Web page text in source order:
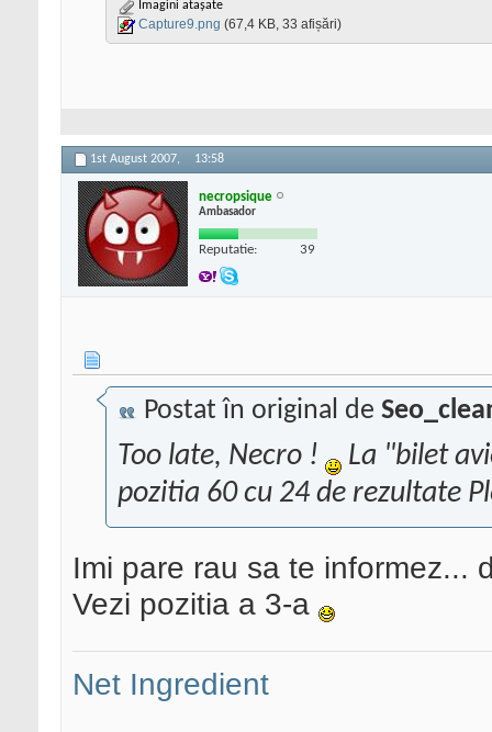
Imagini atașate
Capture9.png (67,4 KB, 33 afișări)
1st August 2007, 13:58
necropsique
Ambasador
Reputatie: 39
Postat în original de
Too late, Necro !
La "bilet
pozitia 60 cu 24 de rezultate
Imi pare rau sa te informez...
Vezi pozitia a 3-a
Net Ingredient